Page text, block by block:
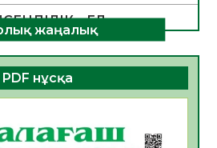
– ЕЛ
23 0
– БОЛАШАҚҚА
ТАҢДАУ
жаңалық
PDF нұсқа